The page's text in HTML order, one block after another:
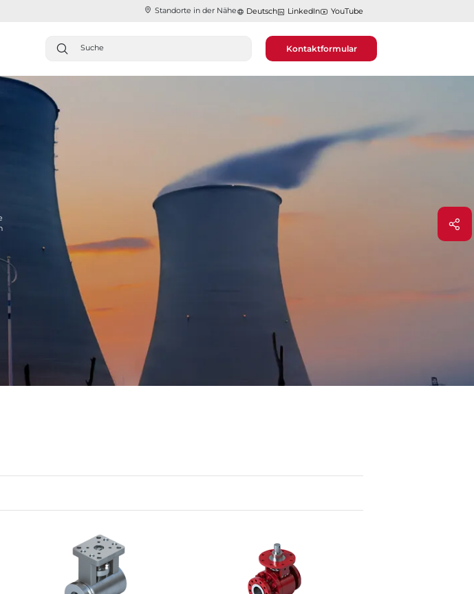
Standorte in der Nähe​​​​​​​ Deutsch LinkedIn YouTube
Kontaktformular